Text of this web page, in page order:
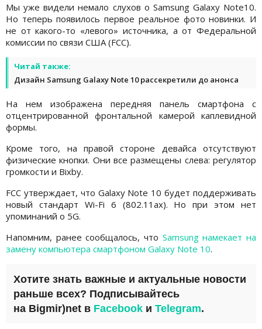
Мы уже видели немало слухов о Samsung Galaxy Note10.
Но теперь появилось первое реальное фото новинки. И
не от какого-то «левого» источника, а от Федеральной
комиссии по связи США (FCC).
Читай также:
Дизайн Samsung Galaxy Note 10 рассекретили до анонса
На нем изображена передняя панель смартфона с
отцентрированной фронтальной камерой каплевидной
формы.
Кроме того, на правой стороне девайса отсутствуют
физические кнопки. Они все размещены слева: регулятор
громкости и Bixby.
FCC утверждает, что Galaxy Note 10 будет поддерживать
новый стандарт Wi-Fi 6 (802.11ax). Но при этом нет
упоминаний о 5G.
Напомним, ранее сообщалось, что Samsung намекает на
замену компьютера смартфоном Galaxy Note 10.
Хотите знать важные и актуальные новости
раньше всех? Подписывайтесь
на Bigmir)net в Facebook и Telegram.